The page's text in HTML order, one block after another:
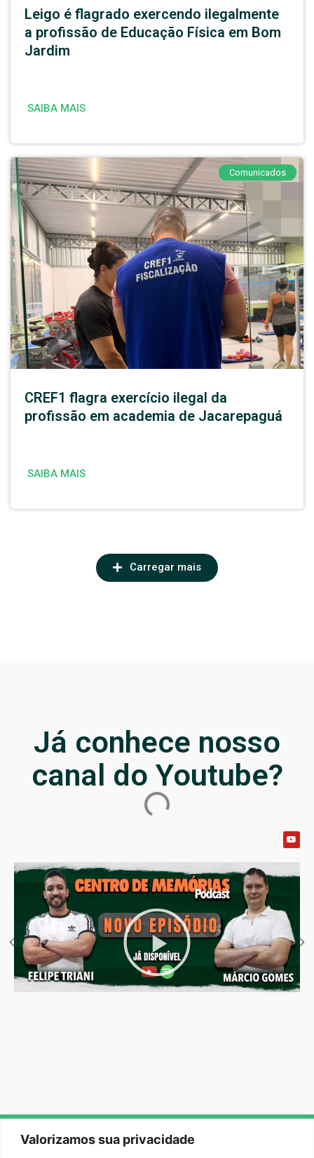
Valorizamos sua privacidade
Leigo é flagrado exercendo ilegalmente
a profissão de Educação Física em Bom
Jardim
SAIBA MAIS
Comunicados
CREF1 flagra exercício ilegal da
profissão em academia de Jacarepaguá
SAIBA MAIS
Carregar mais
Já conhece nosso
canal do Youtube?